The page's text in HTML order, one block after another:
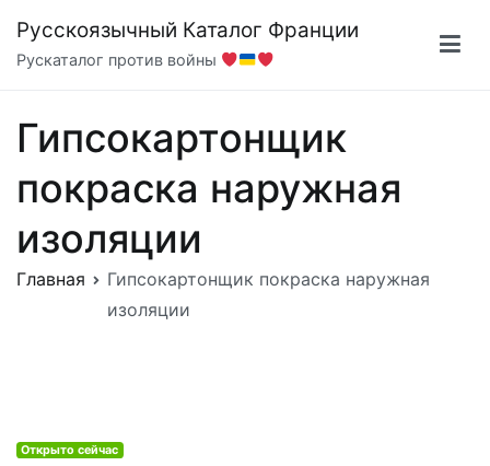
содержимому
Русскоязычный Каталог Франции
Рускаталог против войны
Гипсокартонщик
покраска наружная
изоляции
Главная
Гипсокартонщик покраска наружная
изоляции
Открыто сейчас